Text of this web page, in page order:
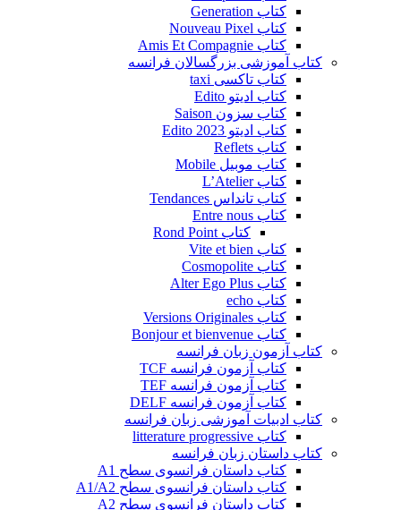
کتاب Generation
کتاب Nouveau Pixel
کتاب Amis Et Compagnie
کتاب آموزشی بزرگسالان فرانسه
کتاب تاکسی taxi
کتاب ادیتو Edito
کتاب سزون Saison
کتاب ادیتو Edito 2023
کتاب Reflets
کتاب موبیل Mobile
کتاب L’Atelier
کتاب تانداس Tendances
کتاب Entre nous
کتاب Rond Point
کتاب Vite et bien
کتاب Cosmopolite
کتاب Alter Ego Plus
کتاب echo
کتاب Versions Originales
کتاب Bonjour et bienvenue
کتاب آزمون زبان فرانسه
کتاب آزمون فرانسه TCF
کتاب آزمون فرانسه TEF
کتاب آزمون فرانسه DELF
کتاب ادبیات آموزشی زبان فرانسه
کتاب litterature progressive
کتاب داستان زبان فرانسه
کتاب داستان فرانسوی سطح A1
کتاب داستان فرانسوی سطح A1/A2
کتاب داستان فرانسوی سطح A2